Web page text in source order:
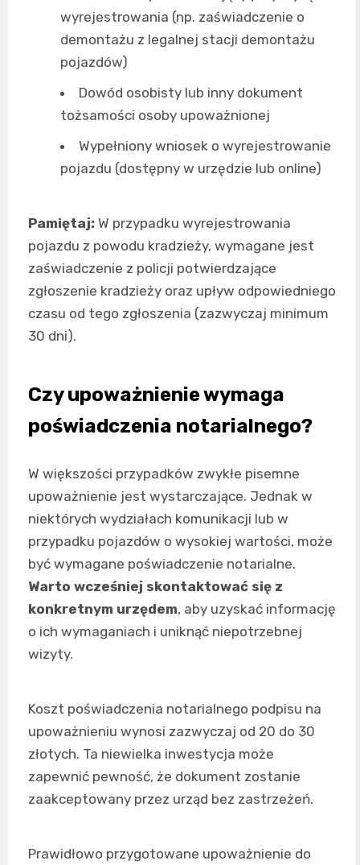
wyrejestrowania (np. zaświadczenie o
demontażu z legalnej stacji demontażu
pojazdów)
Dowód osobisty lub inny dokument
tożsamości osoby upoważnionej
Wypełniony wniosek o wyrejestrowanie
pojazdu (dostępny w urzędzie lub online)
Pamiętaj: W przypadku wyrejestrowania
pojazdu z powodu kradzieży, wymagane jest
zaświadczenie z policji potwierdzające
zgłoszenie kradzieży oraz upływ odpowiedniego
czasu od tego zgłoszenia (zazwyczaj minimum
30 dni).
Czy upoważnienie wymaga
poświadczenia notarialnego?
W większości przypadków zwykłe pisemne
upoważnienie jest wystarczające. Jednak w
niektórych wydziałach komunikacji lub w
przypadku pojazdów o wysokiej wartości, może
być wymagane poświadczenie notarialne.
Warto wcześniej skontaktować się z
konkretnym urzędem, aby uzyskać informację
o ich wymaganiach i uniknąć niepotrzebnej
wizyty.
Koszt poświadczenia notarialnego podpisu na
upoważnieniu wynosi zazwyczaj od 20 do 30
złotych. Ta niewielka inwestycja może
zapewnić pewność, że dokument zostanie
zaakceptowany przez urząd bez zastrzeżeń.
Prawidłowo przygotowane upoważnienie do